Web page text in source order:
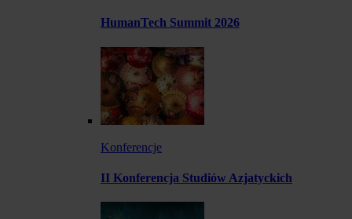
HumanTech Summit 2026
Konferencje
II Konferencja Studiów Azjatyckich